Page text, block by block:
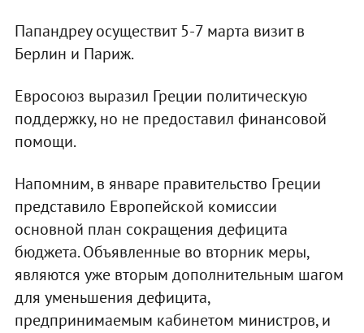
Папандреу осуществит 5-7 марта визит в
Берлин и Париж.
Евросоюз выразил Греции политическую
поддержку, но не предоставил финансовой
помощи.
Напомним, в январе правительство Греции
представило Европейской комиссии
основной план сокращения дефицита
бюджета. Объявленные во вторник меры,
являются уже вторым дополнительным шагом
для уменьшения дефицита,
предпринимаемым кабинетом министров, и